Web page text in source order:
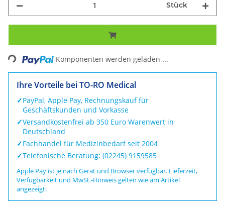
Stück
Loading... Komponenten werden geladen ...
Ihre Vorteile bei TO-RO Medical
✓PayPal, Apple Pay, Rechnungskauf für
Geschäftskunden und Vorkasse
✓Versandkostenfrei ab 350 Euro Warenwert in
Deutschland
✓Fachhandel für Medizinbedarf seit 2004
✓Telefonische Beratung: (02245) 9159585
Apple Pay ist je nach Gerät und Browser verfügbar. Lieferzeit,
Verfügbarkeit und MwSt.-Hinweis gelten wie am Artikel
angezeigt.